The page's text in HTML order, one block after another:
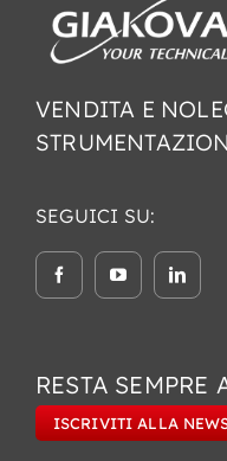
VENDITA E
SEGUICI SU:
RESTA SEMPRE
ISCRIVITI ALLA